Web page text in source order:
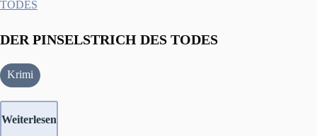
DER PINSELSTRICH DES TODES
Krimi
Weiterlesen